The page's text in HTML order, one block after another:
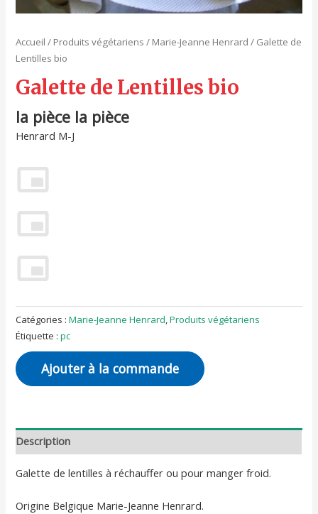
Accueil / Produits végétariens / Marie-Jeanne Henrard / Galette de
Lentilles bio
Galette de Lentilles bio
la pièce la pièce
Henrard M-J
Catégories :Marie-Jeanne Henrard,Produits végétariens
Étiquette :pc
Ajouter à la commande
Description
Galette de lentilles à réchauffer ou pour manger froid.
Origine Belgique Marie-Jeanne Henrard.